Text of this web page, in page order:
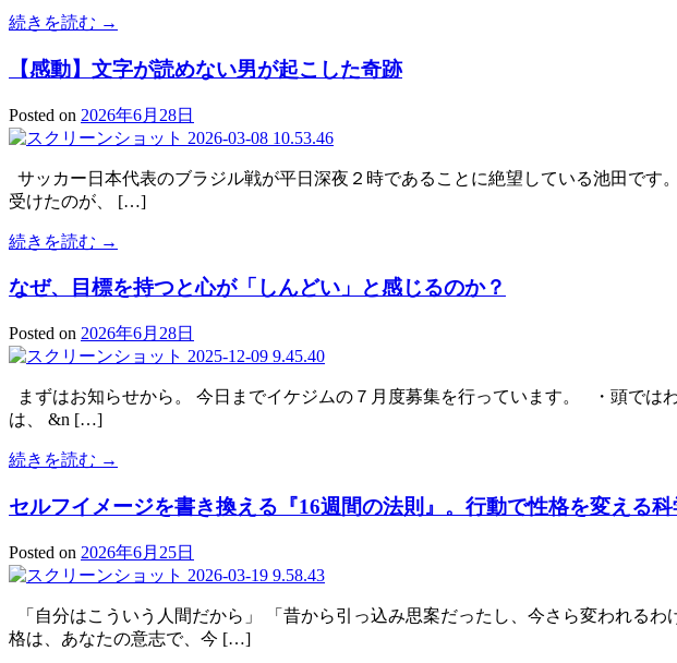
続きを読む →
【感動】文字が読めない男が起こした奇跡
Posted on 2026年6月28日
サッカー日本代表のブラジル戦が平日深夜２時であることに絶望している池田で
受けたのが、 […]
続きを読む →
なぜ、目標を持つと心が「しんどい」と感じるのか？
Posted on 2026年6月28日
まずはお知らせから。 今日までイケジムの７月度募集を行っています。 ・頭で
は、 &n […]
続きを読む →
セルフイメージを書き換える『16週間の法則』。行動で性格を変える
Posted on 2026年6月25日
「自分はこういう人間だから」 「昔から引っ込み思案だったし、今さら変われる
格は、あなたの意志で、今 […]